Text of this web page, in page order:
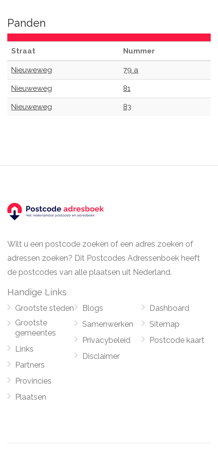
Panden
Straat Nummer
Nieuweweg 79 a
Nieuweweg 81
Nieuweweg 83
Wilt u een postcode zoeken of een adres zoeken of
adressen zoeken? Dit Postcodes Adressenboek heeft
de postcodes van alle plaatsen uit Nederland.
Handige Links
Grootste steden
Grootste
gemeentes
Links
Partners
Provincies
Plaatsen
Blogs
Samenwerken
Privacybeleid
Disclaimer
Dashboard
Sitemap
Postcode kaart